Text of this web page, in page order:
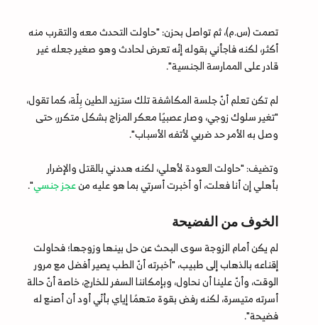
تصمت (س.م)، ثم تواصل بحزن: "حاولت التحدث معه والتقرب منه
أكثر، لكنه فاجأني بقوله إنّه تعرض لحادث وهو صغير جعله غير
قادر على الممارسة الجنسية".
لم تكن تعلم أنّ جلسة المكاشفة تلك ستزيد الطين بِلّة، كما تقول،
"تغير سلوك زوجي، وصار عصبيًا معكر المزاج بشكل متكرر، حتى
وصل به الأمر حد ضربي لأتفه الأسباب".
وتضيف: "حاولت العودة لأهلي، لكنه هددني بالقتل والإضرار
بأهلي إن أنا فعلت، أو أخبرت أسرتي بما هو عليه منعجز جنسي".
الخوف من الفضيحة
لم يكن أمام الزوجة سوى البحث عن حل بينها وزوجها؛ فحاولت
إقناعه بالذهاب إلى طبيب، "أخبرته أنّ الطب يصير أفضل مع مرور
الوقت، وأنّ علينا أن نحاول، وبإمكاننا السفر للخارج، خاصة أنّ حالة
أسرته متيسرة، لكنه رفض بقوة متهمًا إياي بأنّي أود أن أصنع له
فضيحة".